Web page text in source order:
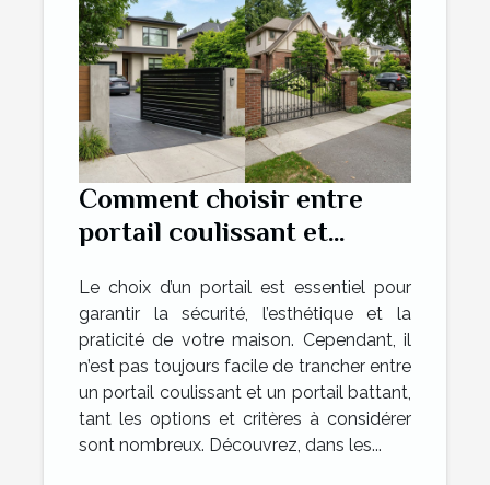
Comment choisir entre
portail coulissant et
?
Le choix d’un portail est essentiel pour
garantir la sécurité, l’esthétique et la
praticité de votre maison. Cependant, il
n’est pas toujours facile de trancher entre
un portail coulissant et un portail battant,
tant les options et critères à considérer
sont nombreux. Découvrez, dans les...